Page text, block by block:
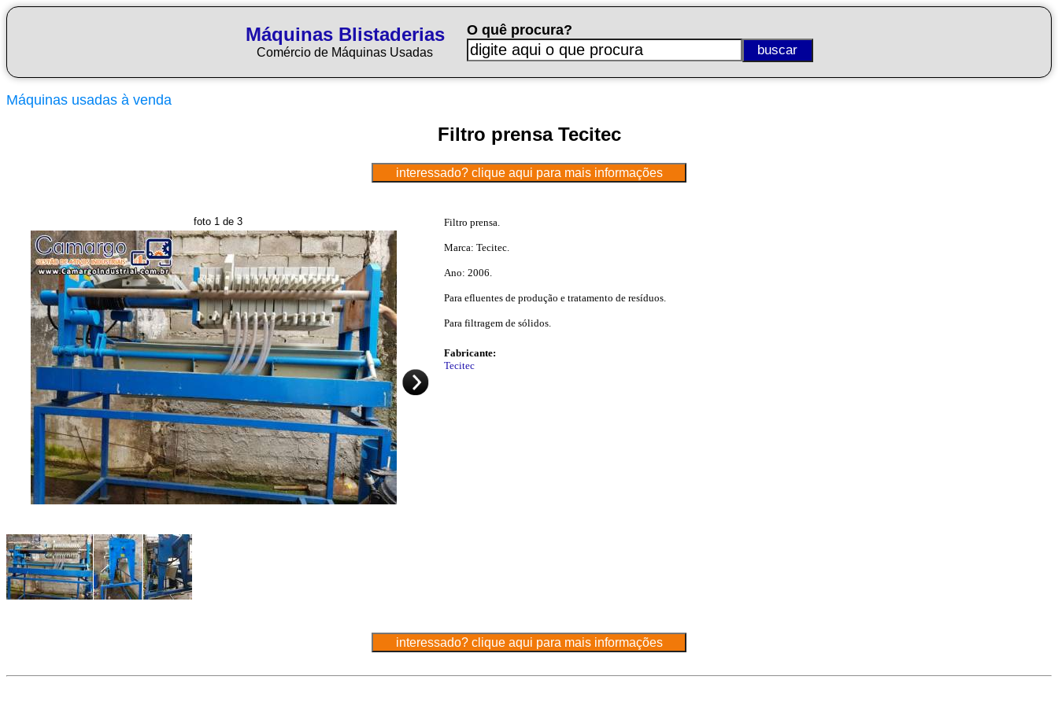
Máquinas Blistaderias
Comércio de Máquinas Usadas
O quê procura?
Máquinas usadas à venda
Filtro prensa Tecitec
foto 1 de 3 Filtro prensa.
Marca: Tecitec.
Ano: 2006.
Para efluentes de produção e tratamento de resíduos.
Para filtragem de sólidos.
Fabricante:
Tecitec